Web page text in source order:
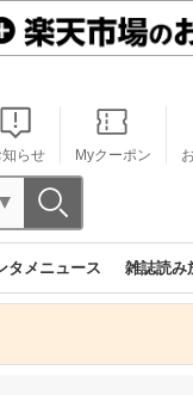
知らせ Myクーポン
タメニュース 雑誌読み